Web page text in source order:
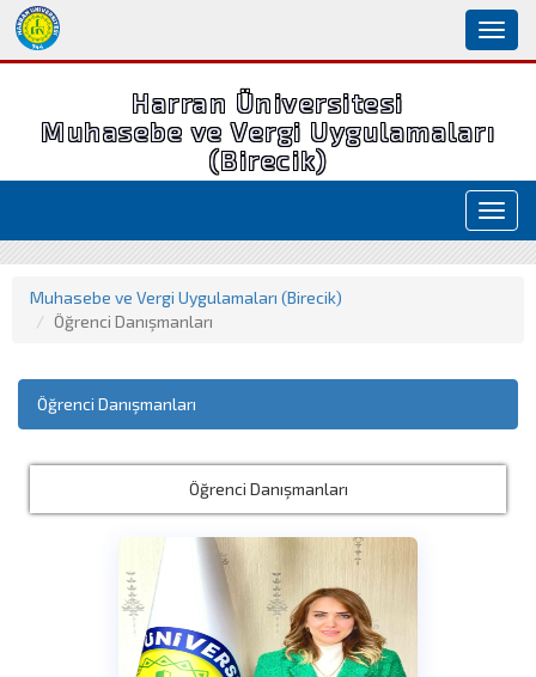
Harran Üniversitesi
Muhasebe ve Vergi Uygulamaları
(Birecik)
Muhasebe ve Vergi Uygulamaları (Birecik)
Öğrenci Danışmanları
Öğrenci Danışmanları